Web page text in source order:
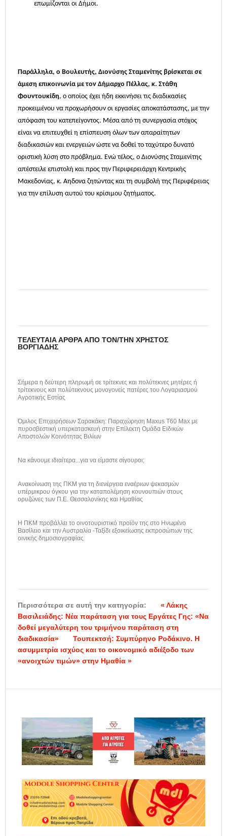
επωμίζονται οι Δήμοι.
Παράλληλα, ο Βουλευτής, Διονύσης Σταμενίτης βρίσκεται σε
άμεση επικοινωνία με τον Δήμαρχο Πέλλας, κ. Στάθη
Φουντουκίδη, ο οποίος έχει ήδη εκκινήσει τις διαδικασίες
προκειμένου να προχωρήσουν οι εργασίες αποκατάστασης, με την
απόφαση του κατεπείγοντος. Μέσα από τη συνεργασία στόχος
είναι να επιτευχθεί η επίσπευση όλων των απαραίτητων
διαδικασιών και ενεργειών ώστε να δοθεί το ταχύτερο δυνατό
οριστική λύση στο πρόβλημα. Ενώ τέλος, ο Διονύσης Σταμενίτης
απέστειλε επιστολή και προς την Περιφερειάρχη Κεντρικής
Μακεδονίας, κ. Αηδονα ζητώντας και τη συμβολή της Περιφέρειας
για την επίλυση αυτού του κρίσιμου ζητήματος.
ΤΕΛΕΥΤΑΊΑ ΆΡΘΡΑ ΑΠΌ ΤΟΝ/ΤΗΝ ΧΡΉΣΤΟΣ
ΒΟΡΓΙΆΔΗΣ
Σήμερα η δεύτερη πληρωμή σε τρίτεκνες και πολύτεκνες μητέρες ή
τρίτεκνους και πολύτεκνους μονογονείς πατέρες του Λογαριασμού
Αγροτικής Εστίας
Όμιλος Επιχειρήσεων Σαρακάκη: Παραχώρηση Maxus T60 Max με
πυροσβεστική υπερκατασκευή στην Επίλεκτη Ομάδα Ειδικών
Αποστολών Κοινότητας Βιλίων
Να κάνουμε ιδιαίτερα...για να είμαστε σίγουροι;
Ανακοίνωση της ΠΚΜ για τη διενέργεια εναέριων ψεκασμών
υπέρμικρου όγκου για την καταπολέμηση κουνουπιών στους
ορυζώνες των Π.Ε. Θεσσαλονίκης και Ημαθίας
H ΠΚΜ προβάλλει το οινοτουριστικό προϊόν της στο Ηνωμένο
Βασίλειο και την Αυστραλία -Ταξίδι εξοικείωσης εκπροσώπων της
οινικής δημοσιογραφίας
Περισσότερα σε αυτή την κατηγορία:
« Λάκης
Βασιλειάδης: Νέα παράταση για τους Εργάτες Γης: «Να
δοθεί μεγαλύτερη του τριμήνου παράταση στη
διαδικασία»
Τουπεκτσή: Συμπύρηνο Ροδάκινο. Η
ασυμμετρία ισχύος και το οικονομικό αδιέξοδο των
«ανοιχτών τιμών» στην Ημαθία »